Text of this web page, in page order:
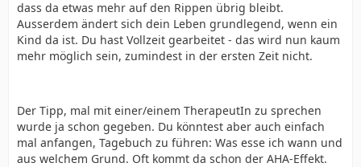
dass da etwas mehr auf den Rippen übrig bleibt.
Ausserdem ändert sich dein Leben grundlegend, wenn ein
Kind da ist. Du hast Vollzeit gearbeitet - das wird nun kaum
mehr möglich sein, zumindest in der ersten Zeit nicht.
Der Tipp, mal mit einer/einem TherapeutIn zu sprechen
wurde ja schon gegeben. Du könntest aber auch einfach
mal anfangen, Tagebuch zu führen: Was esse ich wann und
aus welchem Grund. Oft kommt da schon der AHA-Effekt.